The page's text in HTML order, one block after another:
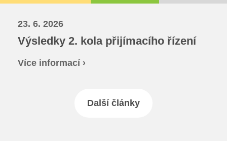
23. 6. 2026
Výsledky 2. kola přijímacího řízení
Více informací ›
Další články